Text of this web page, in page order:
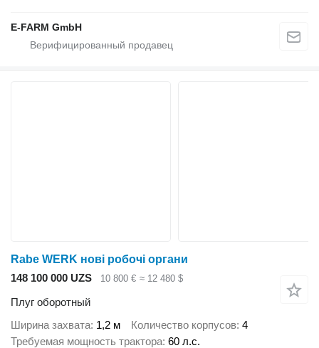
E-FARM GmbH
Rabe WERK нові робочі органи
148 100 000 UZS
10 800 € ≈ 12 480 $
Плуг оборотный
Ширина захвата 1,2 м Количество корпусов 4
Требуемая мощность трактора 60 л.с.